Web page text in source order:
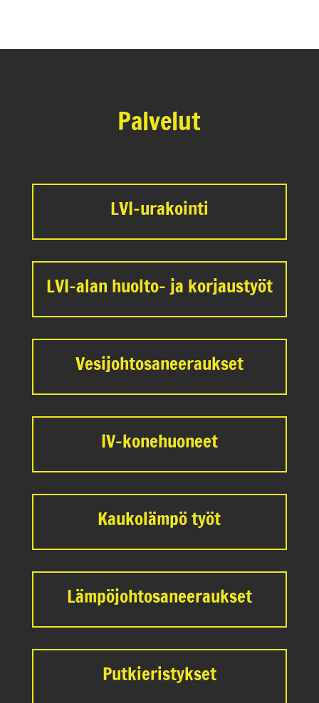
Palvelut
LVI-urakointi
LVI-alan huolto- ja korjaustyöt
Vesijohtosaneeraukset
IV-konehuoneet
Kaukolämpö työt
Lämpöjohtosaneeraukset
Putkieristykset